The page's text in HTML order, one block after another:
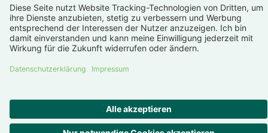
©2026 HanseMerkur Impressum Datenschutz